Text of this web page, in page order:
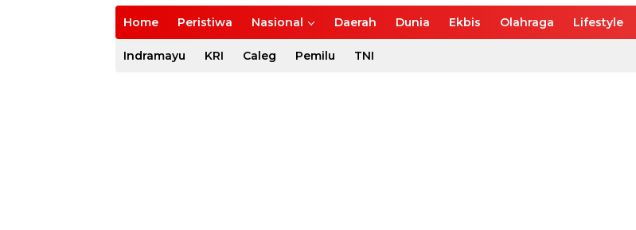
Home Peristiwa Nasional Daerah Dunia Ekbis Olahraga Lifestyle
Indramayu KRI Caleg Pemilu TNI